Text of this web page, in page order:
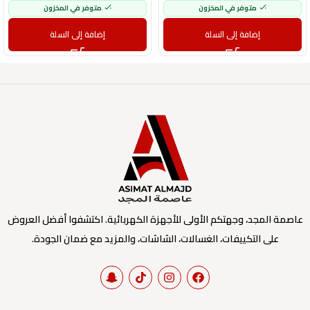
متوفر في المخزون
إضافة إلى السلة
متوفر في المخزون
إضافة إلى السلة
عاصمة المجد، وجهتكم الأولى للأجهزة الكهربائية. اكتشفوا أفضل العروض
على التكييفات، الغسالات، الشاشات، والمزيد مع ضمان الجودة.